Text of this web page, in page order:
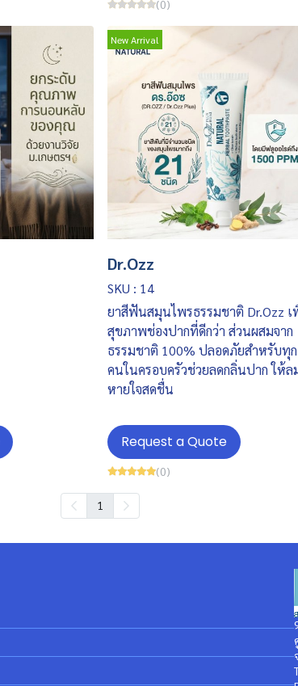
(0)
New Arrival
Dr.Ozz
SKU : 14
ยาสีฟันสมุนไพรธรรมชาติ Dr.Ozz เ
สุขภาพช่องปากที่ดีกว่า ส่วนผสมจาก
ธรรมชาติ 100% ปลอดภัยสำหรับทุก
คนในครอบครัวช่วยลดกลิ่นปาก ให้ล
หายใจสดชื่น
Request a Quote
(0)
1